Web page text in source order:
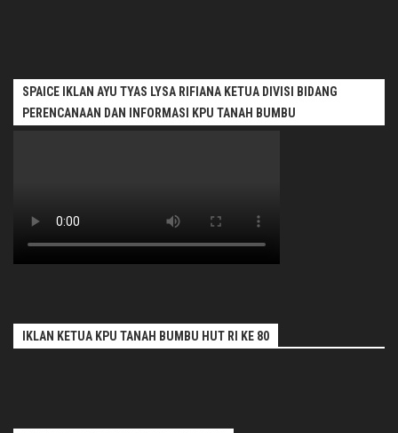
SPAICE IKLAN AYU TYAS LYSA RIFIANA KETUA DIVISI BIDANG
PERENCANAAN DAN INFORMASI KPU TANAH BUMBU
IKLAN KETUA KPU TANAH BUMBU HUT RI KE 80